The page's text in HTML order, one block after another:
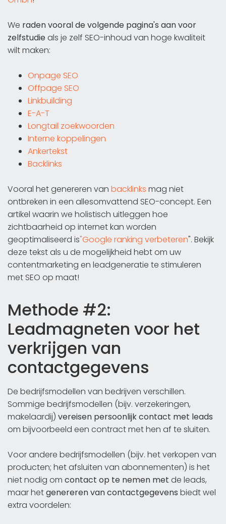
We raden vooral de volgende pagina's aan voor
zelfstudieals je zelf SEO-inhoud van hoge kwaliteit
wilt maken:
Onpage SEO
Offpage SEO
Linkbuilding
E-A-T
Longtail zoekwoorden
Interne koppelingen
Ankertekst
Backlinks
Vooral het genereren van backlinks mag niet
ontbreken in een allesomvattend SEO-concept. Een
artikel waarin we holistisch uitleggen hoe
zichtbaarheid op internet kan worden
geoptimaliseerd is"Google ranking verbeteren". Bekijk
deze tekst als u de mogelijkheid hebt om uw
contentmarketing en leadgeneratie te stimuleren
met SEO op maat!
Methode #2:
Leadmagneten voor het
verkrijgen van
contactgegevens
De bedrijfsmodellen van bedrijven verschillen.
Sommige bedrijfsmodellen (bijv. verzekeringen,
makelaardij) vereisen persoonlijk contact met leads
om bijvoorbeeld een contract met hen af te sluiten.
Voor andere bedrijfsmodellen (bijv. het verkopen van
producten; het afsluiten van abonnementen) is het
niet nodig om contact op te nemen met de leads,
maar hetgenereren van contactgegevens biedt wel
extra voordelen: